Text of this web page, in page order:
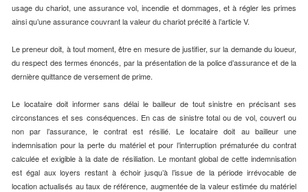
usage du chariot, une assurance vol, incendie et dommages, et à régler les primes
ainsi qu’une assurance couvrant la valeur du chariot précité à l’article V.
Le preneur doit, à tout moment, être en mesure de justifier, sur la demande du loueur,
du respect des termes énoncés, par la présentation de la police d’assurance et de la
dernière quittance de versement de prime.
Le locataire doit informer sans délai le bailleur de tout sinistre en précisant ses
circonstances et ses conséquences. En cas de sinistre total ou de vol, couvert ou
non par l’assurance, le contrat est résilié. Le locataire doit au bailleur une
indemnisation pour la perte du matériel et pour l’interruption prématurée du contrat
calculée et exigible à la date de résiliation. Le montant global de cette indemnisation
est égal aux loyers restant à échoir jusqu’à l’issue de la période irrévocable de
location actualisés au taux de référence, augmentée de la valeur estimée du matériel